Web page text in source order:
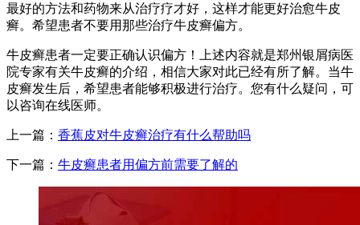
最好的方法和药物来从治疗疗才好，这样才能更好治愈牛皮
癣。希望患者不要用那些治疗牛皮癣偏方。
牛皮癣患者一定要正确认识偏方！上述内容就是郑州银屑病医
院专家有关牛皮癣的介绍，相信大家对此已经有所了解。当牛
皮癣发生后，希望患者能够积极进行治疗。您有什么疑问，可
以咨询在线医师。
上一篇： 香蕉皮对牛皮癣治疗有什么帮助吗
下一篇： 牛皮癣患者用偏方前需要了解的